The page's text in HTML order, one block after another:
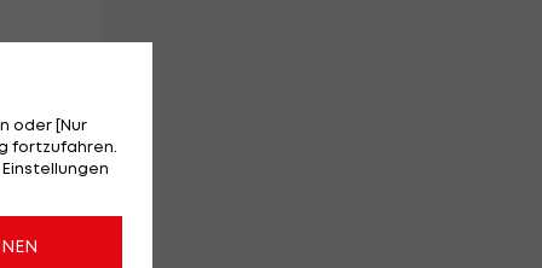
oder [Nur
fortzufahren.